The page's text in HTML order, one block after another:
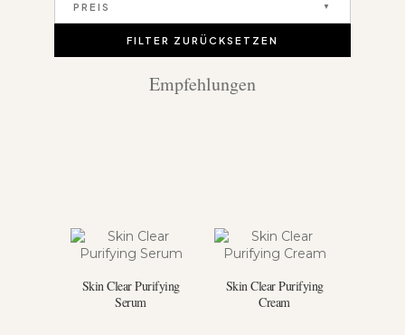
PREIS
FILTER ZURÜCKSETZEN
Empfehlungen
Skin Clear Purifying
Serum
Skin Clear Purifying
Cream